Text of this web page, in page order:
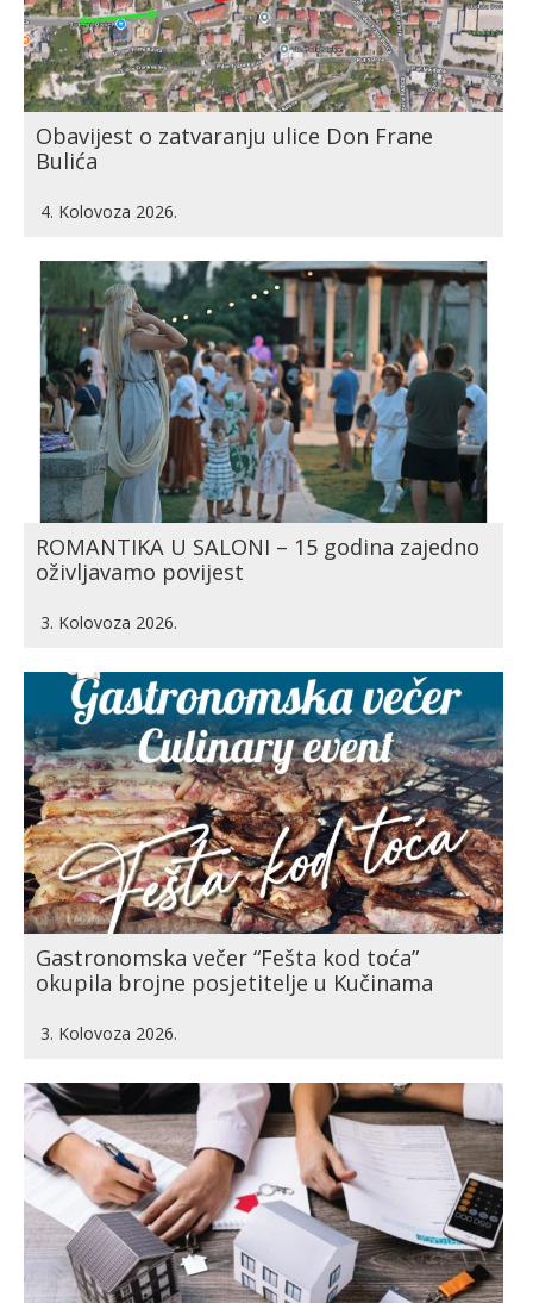
Obavijest o zatvaranju ulice Don Frane
Bulića
4. Kolovoza 2026.
ROMANTIKA U SALONI – 15 godina zajedno
oživljavamo povijest
3. Kolovoza 2026.
Gastronomska večer “Fešta kod toća”
okupila brojne posjetitelje u Kučinama
3. Kolovoza 2026.